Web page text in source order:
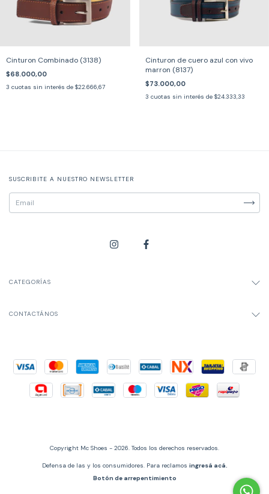
Cinturon Combinado (3138)
$68.000,00
3 cuotas sin interés de $22.666,67
Cinturon de cuero azul con vivo
marron (8137)
$73.000,00
3 cuotas sin interés de $24.333,33
SUSCRIBITE A NUESTRO NEWSLETTER
CATEGORÍAS
CONTACTÁNOS
Copyright Mc Shoes - 2026. Todos los derechos reservados.
Defensa de las y los consumidores. Para reclamos ingresá acá.
Botón de arrepentimiento